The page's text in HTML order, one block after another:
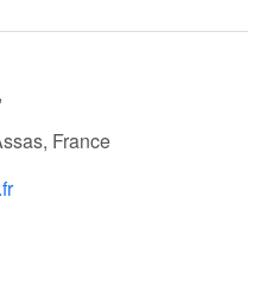
France